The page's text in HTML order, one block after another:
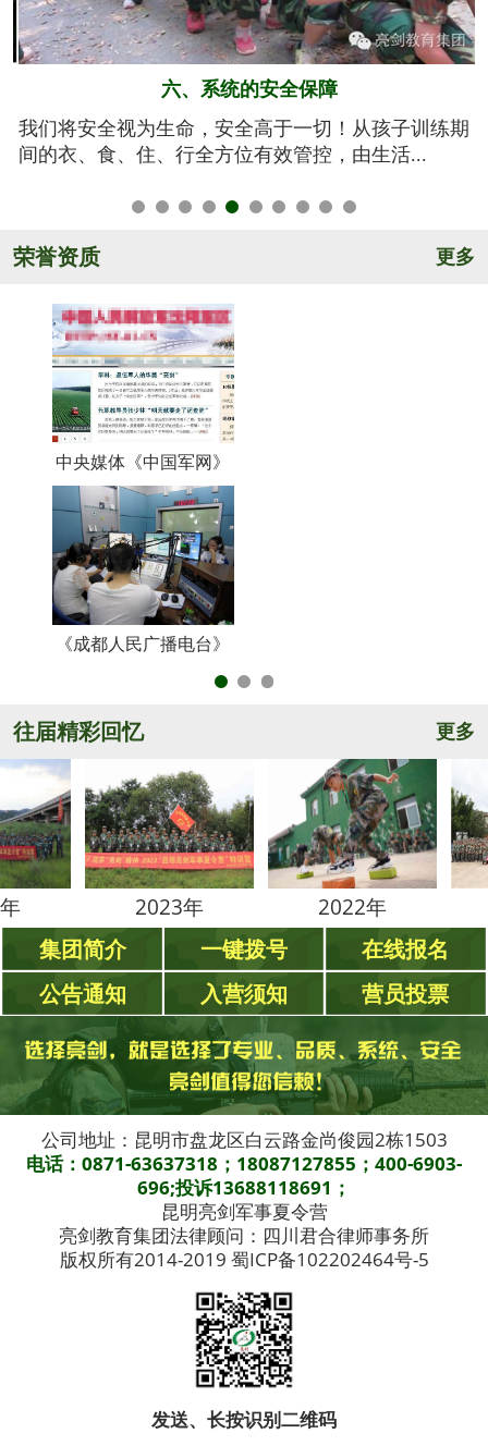
五、规范的军训基地
亮剑军事夏令营的训练基地训练设施设备齐全，军事
氛围浓厚，后勤保障完善，管理规范安全，纪...
荣誉资质 更多
中央媒体《中国军网》
《成都人民广播电台》
往届精彩回忆 更多
2023年 2022年
集团简介 一键拨号
在线报名
公告通知
入营须知 营员投票
公司地址：昆明市盘龙区白云路金尚俊园2栋1503
电话：0871-63637318；18087127855；400-6903-
696;投诉13688118691；
昆明亮剑军事夏令营
亮剑教育集团法律顾问：四川君合律师事务所
版权所有2014-2019 蜀ICP备102202464号-5
发送、长按识别二维码